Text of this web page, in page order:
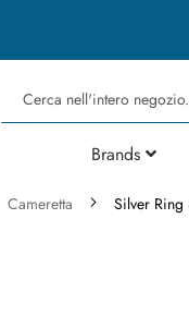
Cerca
Brands
Cameretta Silver